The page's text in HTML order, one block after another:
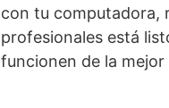
con tu computadora,
profesionales está
funcionen de la mejor